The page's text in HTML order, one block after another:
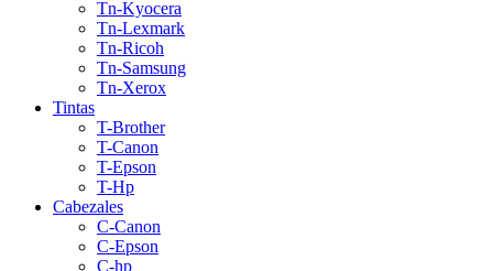
Tn-Kyocera
Tn-Lexmark
Tn-Ricoh
Tn-Samsung
Tn-Xerox
Tintas
T-Brother
T-Canon
T-Epson
T-Hp
Cabezales
C-Canon
C-Epson
C-hp